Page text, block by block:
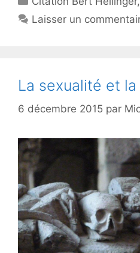
Laisser un
La sexualité et
6 décembre 2015 par